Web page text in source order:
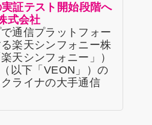
証テスト開始段階へ
式会社
通信プラットフォー
楽天シンフォニー株
天シンフォニー」）
以下「VEON」）の
ライナの大手通信